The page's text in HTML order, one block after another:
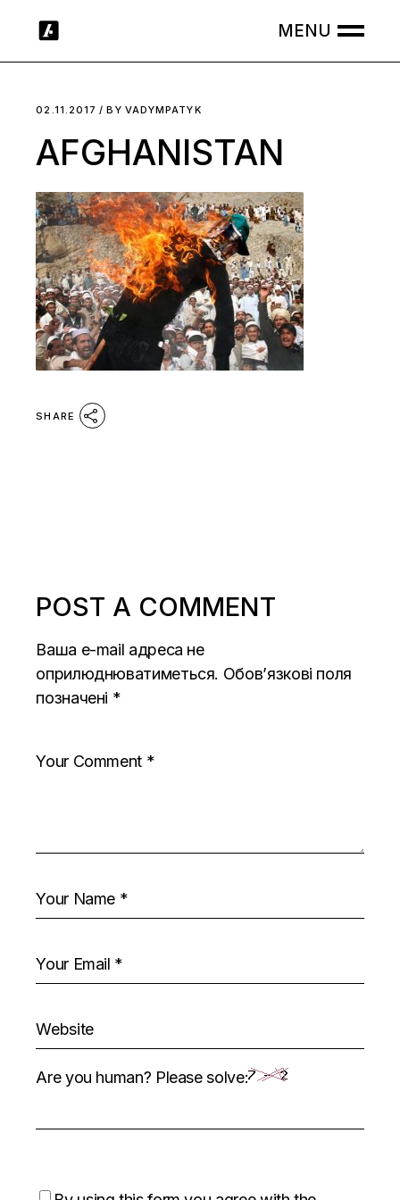
02.11.2017 BY VADYMPATYK
AFGHANISTAN
SHARE
POST A COMMENT
Ваша e-mail адреса не
оприлюднюватиметься. Обов’язкові поля
позначені *
Are you human? Please solve: